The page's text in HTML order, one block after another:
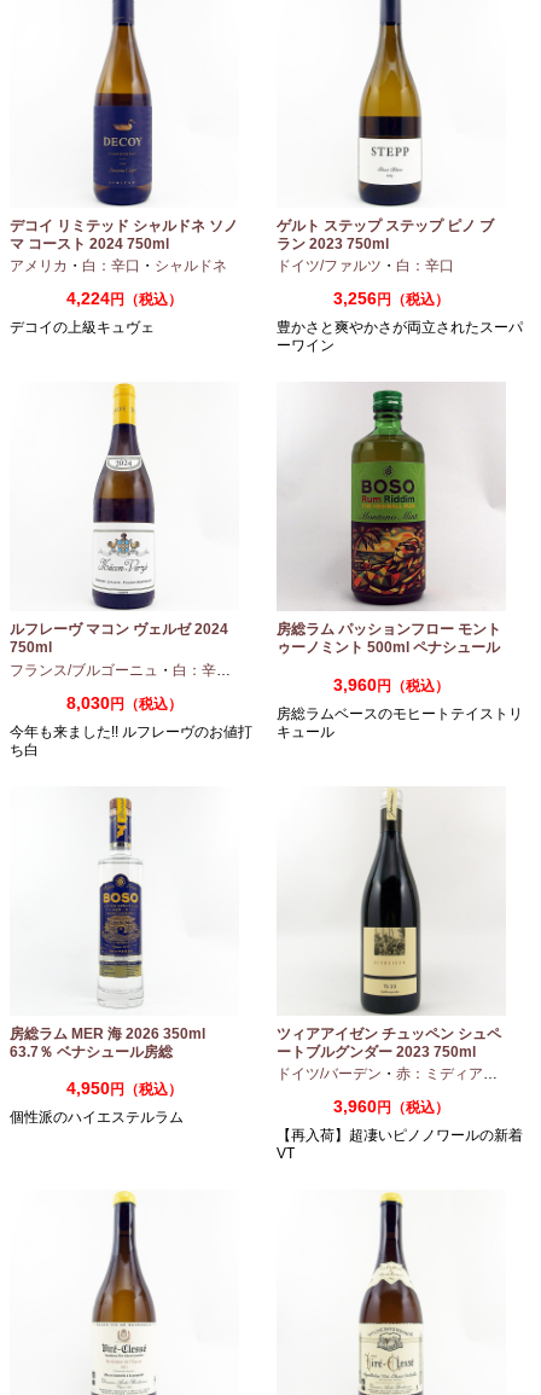
デコイ リミテッド シャルドネ ソノ
マ コースト 2024 750ml
アメリカ ・ 白：辛口 ・ シャルドネ
4,224円（税込）
デコイの上級キュヴェ
ゲルト ステップ ステップ ピノ ブ
ラン 2023 750ml
ドイツ/ファルツ ・ 白：辛口
3,256円（税込）
豊かさと爽やかさが両立されたスーパ
ーワイン
ルフレーヴ マコン ヴェルゼ 2024
750ml
フランス/ブルゴーニュ ・ 白：辛口
8,030円（税込）
今年も来ました!! ルフレーヴのお値打
ち白
房総ラム パッションフロー モント
ゥーノミント 500ml ペナシュール
3,960円（税込）
房総ラムベースのモヒートテイストリ
キュール
房総ラム MER 海 2026 350ml
63.7％ ベナシュール房総
4,950円（税込）
個性派のハイエステルラム
ツィアアイゼン チュッペン シュペ
ートブルグンダー 2023 750ml
ドイツ/バーデン ・ 赤：ミディアムボディ
3,960円（税込）
【再入荷】超凄いピノノワールの新着
VT